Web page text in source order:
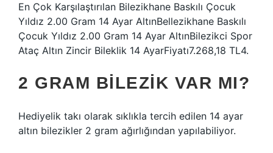
En Çok Karşılaştırılan Bilezikhane Baskılı Çocuk
Yıldız 2.00 Gram 14 Ayar AltınBellezikhane Baskılı
Çocuk Yıldız 2.00 Gram 14 Ayar AltınBilezikci Spor
Ataç Altın Zincir Bileklik 14 AyarFiyatı7.268,18 TL4.
2 GRAM BILEZIK VAR MI?
Hediyelik takı olarak sıklıkla tercih edilen 14 ayar
altın bilezikler 2 gram ağırlığından yapılabiliyor.